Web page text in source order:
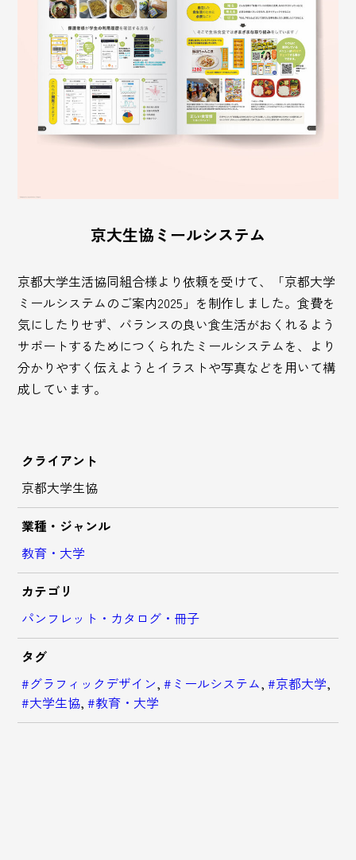
京大生協ミールシステム
京都大学生活協同組合様より依頼を受けて、「京都大学
ミールシステムのご案内2025」を制作しました。食費を
気にしたりせず、バランスの良い食生活がおくれるよう
サポートするためにつくられたミールシステムを、より
分かりやすく伝えようとイラストや写真などを用いて構
成しています。
クライアント
京都大学生協
業種・ジャンル
教育・大学
カテゴリ
パンフレット・カタログ・冊子
タグ
#グラフィックデザイン,#ミールシステム,#京都大学,
#大学生協,#教育・大学